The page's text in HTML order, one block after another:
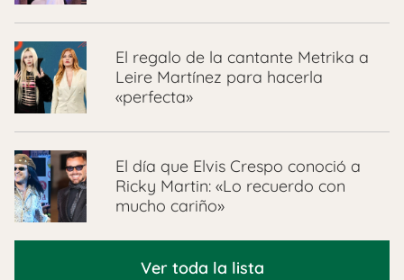
El regalo de la cantante Metrika a
Leire Martínez para hacerla
«perfecta»
El día que Elvis Crespo conoció a
Ricky Martin: «Lo recuerdo con
mucho cariño»
Ver toda la lista